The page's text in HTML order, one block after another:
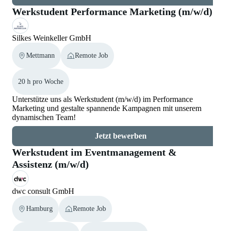
Werkstudent Performance Marketing (m/w/d)
Silkes Weinkeller GmbH
Mettmann Remote Job
20 h pro Woche
Unterstütze uns als Werkstudent (m/w/d) im Performance
Marketing und gestalte spannende Kampagnen mit unserem
dynamischen Team!
Jetzt bewerben
Werkstudent im Eventmanagement &
Assistenz (m/w/d)
dwc consult GmbH
Hamburg Remote Job